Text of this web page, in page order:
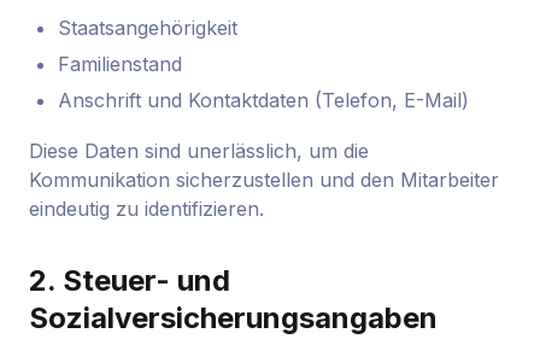
Staatsangehörigkeit
Familienstand
Anschrift und Kontaktdaten (Telefon, E-Mail)
Diese Daten sind unerlässlich, um die
Kommunikation sicherzustellen und den Mitarbeiter
eindeutig zu identifizieren.
2. Steuer- und
Sozialversicherungsangaben